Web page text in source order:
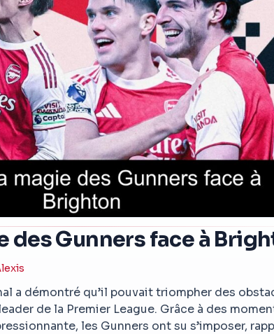
des Gunners face à
a démontré qu’il pouvait triompher des
de la Premier League. Grâce à des
les Gunners ont su s’imposer,